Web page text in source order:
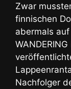
Zwar
finnischen
abermals
Nachfolger